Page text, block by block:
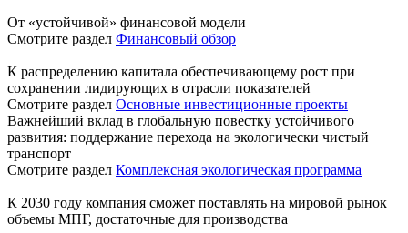
От «устойчивой» финансовой модели
Смотрите раздел Финансовый обзор
К распределению капитала обеспечивающему рост при
сохранении лидирующих в отрасли показателей
Смотрите раздел Основные инвестиционные проекты
Важнейший вклад в глобальную повестку устойчивого
развития: поддержание перехода на экологически чистый
транспорт
Смотрите раздел Комплексная экологическая программа
К 2030 году компания сможет поставлять на мировой рынок
объемы МПГ, достаточные для производства